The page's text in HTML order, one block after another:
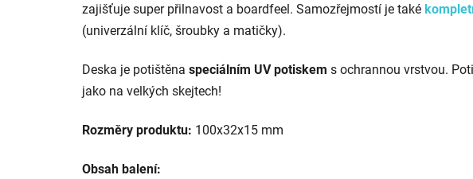
zajišťuje super přilnavost a boardfeel. Samozřejmostí je také
(univerzální klíč, šroubky a matičky).
Deska je potištěna speciálním UV potiskem s ochrannou vrstvou.
jako na velkých skejtech!
Rozměry produktu: 100x32x15 mm
Obsah balení: